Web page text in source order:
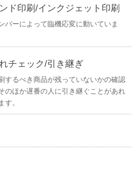
ド印刷/インクジェット印刷
バーによって臨機応変に動いていま
チェック/引き継ぎ
するべき商品が残っていないかの確認
のほか遅番の人に引き継ぐことがあれ
す。